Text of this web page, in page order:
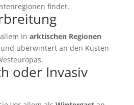
findet.
in arktischen Regionen
überwintert an den Küsten
oder Invasiv